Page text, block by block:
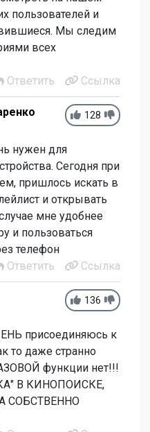
пользователей и
Мы следим
всех
Ответить
Ссылка
128
нужен для
Сегодня при
пришлось искать в
и открывать
мне удобнее
и пользоваться
телефон
Ответить
Ссылка
136
присоединяюсь к
то даже странно
функции нет!!!
В КИНОПОИСКЕ,
СОБСТВЕННО